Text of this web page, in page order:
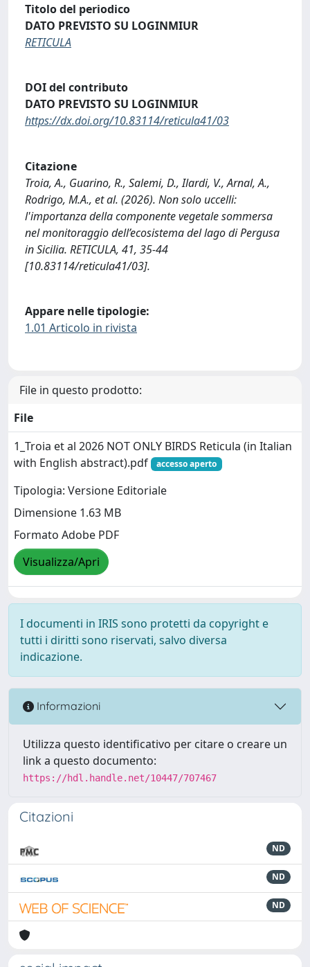
Titolo del periodico
DATO PREVISTO SU LOGINMIUR
RETICULA
DOI del contributo
DATO PREVISTO SU LOGINMIUR
https://dx.doi.org/10.83114/reticula41/03
Citazione
Troia, A., Guarino, R., Salemi, D., Ilardi, V., Arnal, A.,
Rodrigo, M.A., et al. (2026). Non solo uccelli:
l'importanza della componente vegetale sommersa
nel monitoraggio dell’ecosistema del lago di Pergusa
in Sicilia. RETICULA, 41, 35-44
[10.83114/reticula41/03].
Appare nelle tipologie:
1.01 Articolo in rivista
File in questo prodotto:
File
1_Troia et al 2026 NOT ONLY BIRDS Reticula (in Italian
with English abstract).pdf
accesso aperto
Tipologia: Versione Editoriale
Dimensione 1.63 MB
Formato Adobe PDF
Visualizza/Apri
I documenti in IRIS sono protetti da copyright e
tutti i diritti sono riservati, salvo diversa
indicazione.
Informazioni
Utilizza questo identificativo per citare o creare un
link a questo documento:
https://hdl.handle.net/10447/707467
Citazioni
ND
ND
ND